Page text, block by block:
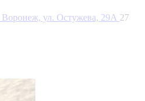
Воронеж, ул. Остужева, 29А 27